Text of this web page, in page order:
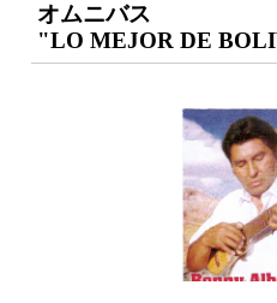
オムニバス
"LO MEJOR DE